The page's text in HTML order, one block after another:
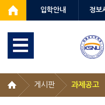
입학안내 정보
게시판 과제공고